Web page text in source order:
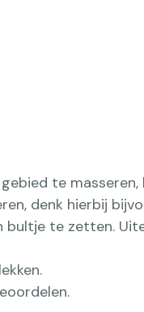
te
denk hierbij
te zetten.